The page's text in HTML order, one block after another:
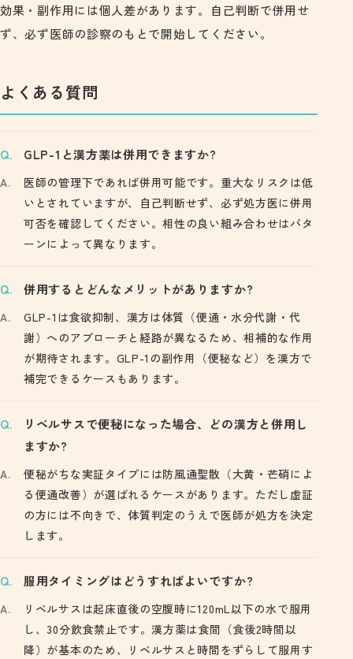
効果・副作用には個人差があります。自己判断で併用せ
ず、必ず医師の診察のもとで開始してください。
よくある質問
GLP-1と漢方薬は併用できますか?
医師の管理下であれば併用可能です。重大なリスクは低
いとされていますが、自己判断せず、必ず処方医に併用
可否を確認してください。相性の良い組み合わせはパタ
ーンによって異なります。
併用するとどんなメリットがありますか?
GLP-1は食欲抑制、漢方は体質（便通・水分代謝・代
謝）へのアプローチと経路が異なるため、相補的な作用
が期待されます。GLP-1の副作用（便秘など）を漢方で
補完できるケースもあります。
リベルサスで便秘になった場合、どの漢方と併用し
ますか?
便秘がちな実証タイプには防風通聖散（大黄・芒硝によ
る便通改善）が選ばれるケースがあります。ただし虚証
の方には不向きで、体質判定のうえで医師が処方を決定
します。
服用タイミングはどうすればよいですか?
リベルサスは起床直後の空腹時に120mL以下の水で服用
し、30分飲食禁止です。漢方薬は食間（食後2時間以
降）が基本のため、リベルサスと時間をずらして服用す